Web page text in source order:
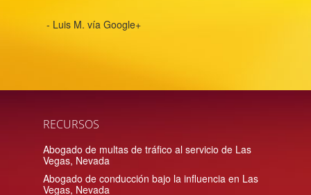
- Luis M. vía Google+
RECURSOS
Abogado de multas de tráfico al servicio de Las
Vegas, Nevada
Abogado de conducción bajo la influencia en Las
Vegas, Nevada